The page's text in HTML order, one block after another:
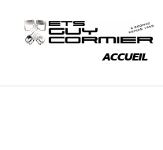
ACCUEIL